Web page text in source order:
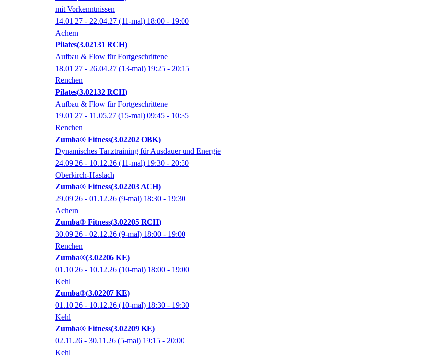
mit Vorkenntnissen
14.01.27 - 22.04.27 (11-mal) 18:00 - 19:00
Achern
Pilates 3.02131 RCH
Aufbau & Flow für Fortgeschrittene
18.01.27 - 26.04.27 (13-mal) 19:25 - 20:15
Renchen
Pilates 3.02132 RCH
Aufbau & Flow für Fortgeschrittene
19.01.27 - 11.05.27 (15-mal) 09:45 - 10:35
Renchen
Zumba® Fitness 3.02202 OBK
Dynamisches Tanztraining für Ausdauer und Energie
24.09.26 - 10.12.26 (11-mal) 19:30 - 20:30
Oberkirch-Haslach
Zumba® Fitness 3.02203 ACH
29.09.26 - 01.12.26 (9-mal) 18:30 - 19:30
Achern
Zumba® Fitness 3.02205 RCH
30.09.26 - 02.12.26 (9-mal) 18:00 - 19:00
Renchen
Zumba® 3.02206 KE
01.10.26 - 10.12.26 (10-mal) 18:00 - 19:00
Kehl
Zumba® 3.02207 KE
01.10.26 - 10.12.26 (10-mal) 18:30 - 19:30
Kehl
Zumba® Fitness 3.02209 KE
02.11.26 - 30.11.26 (5-mal) 19:15 - 20:00
Kehl